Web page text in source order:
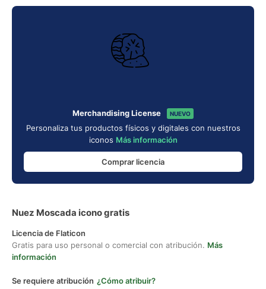
Merchandising License NUEVO
Personaliza tus productos físicos y digitales con nuestros
iconos Más información
Comprar licencia
Nuez Moscada icono gratis
Licencia de Flaticon
Gratis para uso personal o comercial con atribución. Más
información
Se requiere atribución ¿Cómo atribuir?